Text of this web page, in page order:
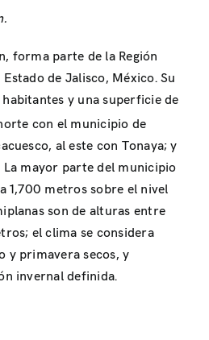
forma parte de la Región
de Jalisco, México. Su
y una superficie de
con el municipio de
al este con Tonaya; y
mayor parte del municipio
1,700 metros sobre el nivel
son de alturas entre
el clima se considera
y primavera secos, y
invernal definida.